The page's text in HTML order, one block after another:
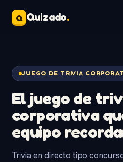
Q Quizado.
JUEGO DE TRIVIA
El juego de
corporativa
equipo
Trivia en directo tipo